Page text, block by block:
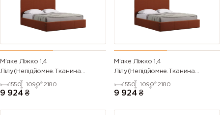
М’яке Ліжко 1,4
Лілу(Непідйомне.Тканина
TIFFANY,під замовлення)
1550 1090 2180
9 924 ₴
М’яке Ліжко 1,4
Лілу(Непідйомне.Тканина
FLOW,під замовлення)
1550 1090 2180
9 924 ₴